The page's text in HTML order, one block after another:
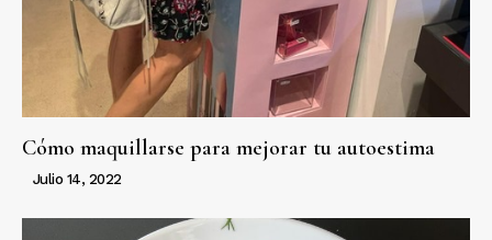
Cómo maquillarse para mejorar tu autoestima
Julio 14, 2022